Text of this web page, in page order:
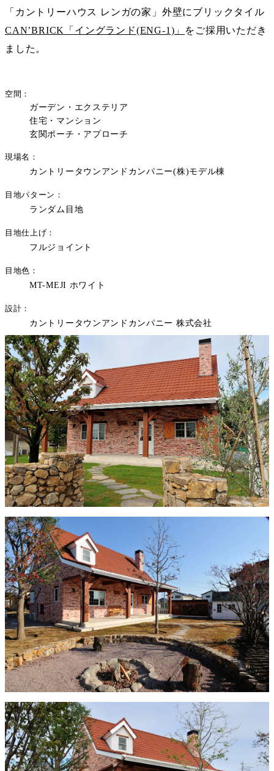
「カントリーハウス レンガの家」外壁にブリックタイル
CAN’BRICK「イングランド(ENG-1)」
をご採用いただき
ました。
空間
ガーデン・エクステリア
住宅・マンション
玄関ポーチ・アプローチ
現場名
カントリータウンアンドカンパニー(株)モデル棟
目地パターン
ランダム目地
目地仕上げ
フルジョイント
目地色
MT-MEJI ホワイト
設計
カントリータウンアンドカンパニー 株式会社